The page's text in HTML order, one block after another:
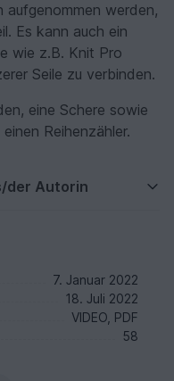
aufgenommen werden,
Es kann auch ein
wie z.B. Knit Pro
Seile zu verbinden.
eine Schere sowie
Reihenzähler.
der Autorin
7. Januar 2022
18. Juli 2022
VIDEO, PDF
58